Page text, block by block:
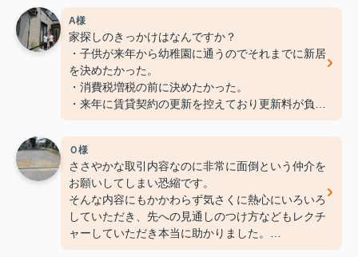
は？
・生活拠点がこれまでと変わらなかったこと。また
小学校、中学校が近かったこと。
３． 担当者に一言お願いします。
・家探しが震災前後だったので、一時家を持つとい
うことに対して、消極的になったときもありました
んが親身に相談に乗ってくれて大変助かりました。
ありがとうござました。
A様
家探しのきっかけはなんですか？
・子供が来年から幼稚園に通うのでそれまでに新居
を決めたかった。
・消費税増税の前に決めたかった。
・来年に賃貸契約の更新を控えており更新料が負担
に感じられたため。
この物件を選んだ決め手となった事(モノ)はなんで
すか？ この物件の気に入っているところはどこで
すか？
・室内がきれいだったので。
・日当たりが良く明るい。
・妻の実家に近い。
Ｏ様
ささやかな取引内容なのに非常に面倒という仲介を
お願いしてしまい恐縮です。
そんな内容にもかかわらず気さくに熱心にいろいろ
していただき、先への見通しのつけ方などもレクチ
ャーしていただき本当に助かりました。
ほがらかなお人柄であっても細かい所まで全て気を